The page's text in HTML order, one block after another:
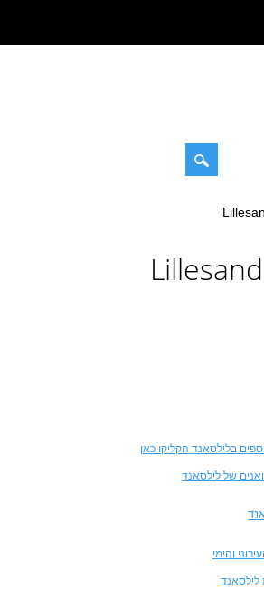
בלילסאנד הקליקו כאן
של לילסאנד
והימי
לילסאנד